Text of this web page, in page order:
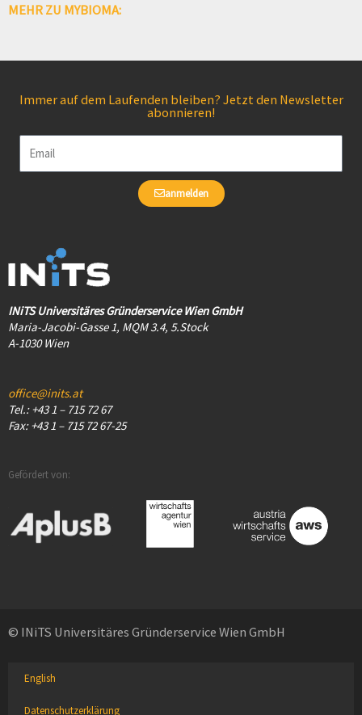
MEHR ZU MYBIOMA:
Immer auf dem Laufenden bleiben? Jetzt den Newsletter
abonnieren!
Email
anmelden
INiTS Universitäres Gründerservice Wien GmbH
Maria-Jacobi-Gasse 1, MQM 3.4, 5.Stock
A-1030 Wien
office@inits.at
Tel.: +43 1 – 715 72 67
Fax: +43 1 – 715 72 67-25
Gefördert von:
© INiTS Universitäres Gründerservice Wien GmbH
English
Datenschutzerklärung